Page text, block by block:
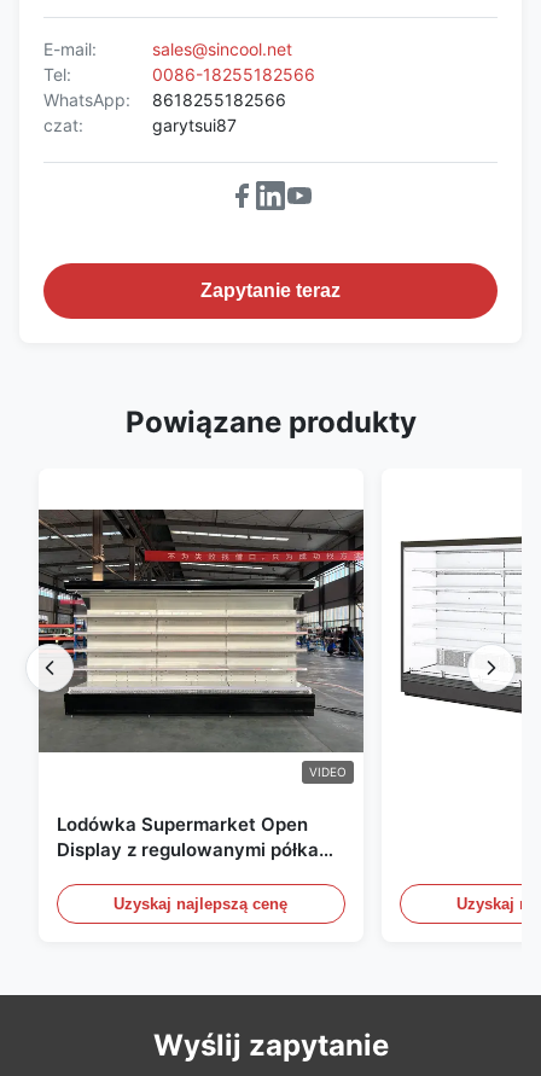
E-mail:
sales@sincool.net
Tel:
0086-18255182566
WhatsApp:
8618255182566
czat:
garytsui87
Zapytanie teraz
Powiązane produkty
VIDEO
Lodówka Supermarket Open
Display z regulowanymi półkami
Uzyskaj najlepszą cenę Uzyskaj
Wyślij zapytanie